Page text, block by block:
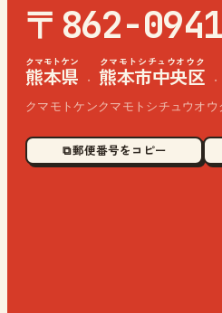
〒862-0941
熊本県
クマモトケン
· 熊本市中央区
クマモトシチュウオウク
·
クマモトケンクマモトシチュウオウ
⧉ 郵便番号をコピー